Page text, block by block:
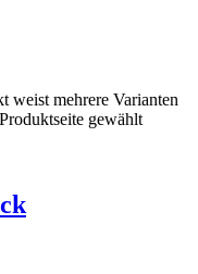
weist mehrere Varianten
gewählt